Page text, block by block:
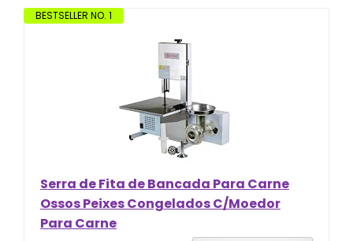
BESTSELLER NO. 1
Serra de Fita de Bancada Para Carne
Ossos Peixes Congelados C/Moedor
Para Carne